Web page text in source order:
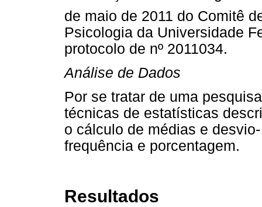
de maio de 2011 do Comitê
Psicologia da Universidade
protocolo de nº 2011034.
Análise de Dados
Por se tratar de uma
técnicas de estatísticas
o cálculo de médias e
frequência e porcentagem.
Resultados